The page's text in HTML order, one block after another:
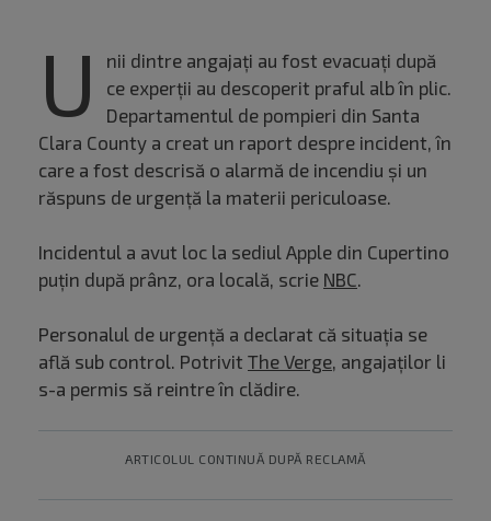
U
nii dintre angajați au fost evacuați după
ce experții au descoperit praful alb în plic.
Departamentul de pompieri din Santa
Clara County a creat un raport despre incident, în
care a fost descrisă o alarmă de incendiu și un
răspuns de urgență la materii periculoase.
Incidentul a avut loc la sediul Apple din Cupertino
puțin după prânz, ora locală, scrie NBC.
Personalul de urgență a declarat că situația se
află sub control. Potrivit The Verge, angajaților li
s-a permis să reintre în clădire.
ARTICOLUL CONTINUĂ DUPĂ RECLAMĂ